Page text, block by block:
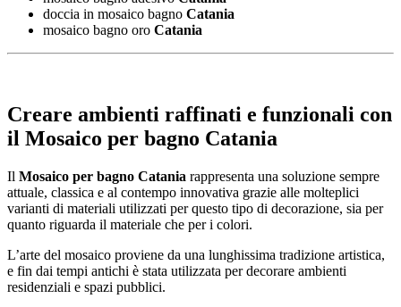
doccia in mosaico bagno Catania
mosaico bagno oro Catania
Creare ambienti raffinati e funzionali con
il Mosaico per bagno Catania
Il Mosaico per bagno Catania rappresenta una soluzione sempre
attuale, classica e al contempo innovativa grazie alle molteplici
varianti di materiali utilizzati per questo tipo di decorazione, sia per
quanto riguarda il materiale che per i colori.
L’arte del mosaico proviene da una lunghissima tradizione artistica,
e fin dai tempi antichi è stata utilizzata per decorare ambienti
residenziali e spazi pubblici.